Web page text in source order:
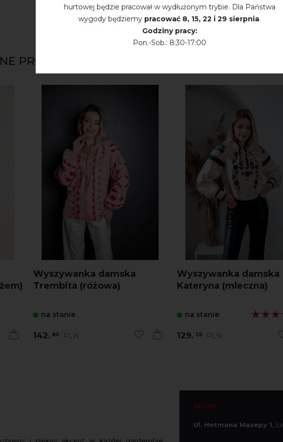
PRODUKTY
Wyszywanka damska
Trembita (różowa)
na stanie
142. 80 PLN
Wyszywanka damska
Kateryna (mleczna)
na stanie
129. 36 PLN
i piękny akcent w każdej garderobie.
SKLEP
Ul. Hetmana Mazepy 1,
hurtowej będzie pracował w wydłużonym trybie. Dla Państwa
wygody będziemy pracować 8, 15, 22 і 29 sierpnia.
Godziny pracy:
Pon.-Sob.: 8:30-17:00